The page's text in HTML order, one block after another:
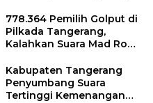
778.364 Pemilih Golput di
Pilkada Tangerang,
Kalahkan Suara Mad Romli
Kabupaten Tangerang
Penyumbang Suara
Tertinggi Kemenangan